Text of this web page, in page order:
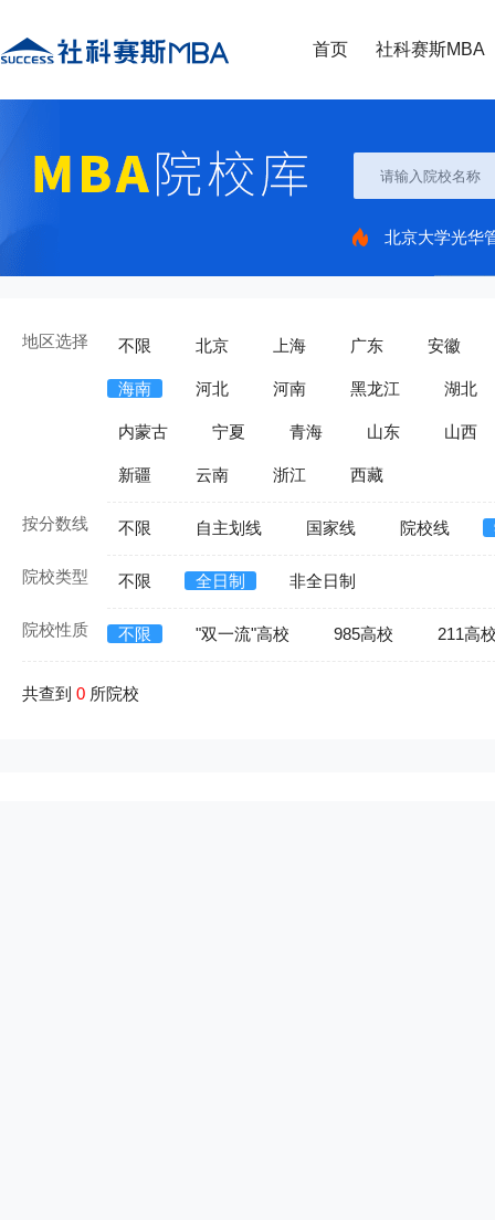
首页 社科赛斯MBA
北京大学光华
地区选择 不限 北京 上海 广东 安徽
海南 河北 河南 黑龙江 湖北
内蒙古 宁夏 青海 山东 山西
新疆 云南 浙江 西藏
按分数线 不限 自主划线 国家线 院校线
院校类型 不限 全日制 非全日制
院校性质 不限 "双一流"高校 985高校 211高
共查到 0 所院校